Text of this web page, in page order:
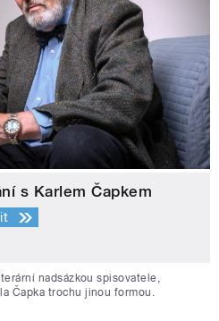
s Karlem Čapkem
nadsázkou spisovatele,
Čapka trochu jinou formou.